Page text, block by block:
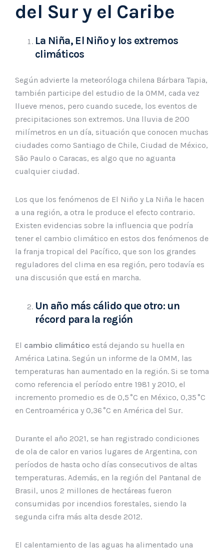
del Sur y el Caribe
La Niña, El Niño y los extremos
climáticos
Según advierte la meteoróloga chilena Bárbara Tapia,
también participe del estudio de la OMM, cada vez
llueve menos, pero cuando sucede, los eventos de
precipitaciones son extremos. Una lluvia de 200
milímetros en un día, situación que conocen muchas
ciudades como Santiago de Chile, Ciudad de México,
São Paulo o Caracas, es algo que no aguanta
cualquier ciudad.
Los que los fenómenos de El Niño y La Niña le hacen
a una región, a otra le produce el efecto contrario.
Existen evidencias sobre la influencia que podría
tener el cambio climático en estos dos fenómenos de
la franja tropical del Pacífico, que son los grandes
reguladores del clima en esa región, pero todavía es
una discusión que está en marcha.
Un año más cálido que otro: un
récord para la región
El cambio climático está dejando su huella en
América Latina. Según un informe de la OMM, las
temperaturas han aumentado en la región. Si se toma
como referencia el período entre 1981 y 2010, el
incremento promedio es de 0,5 °C en México, 0,35 °C
en Centroamérica y 0,36 °C en América del Sur.
Durante el año 2021, se han registrado condiciones
de ola de calor en varios lugares de Argentina, con
períodos de hasta ocho días consecutivos de altas
temperaturas. Además, en la región del Pantanal de
Brasil, unos 2 millones de hectáreas fueron
consumidas por incendios forestales, siendo la
segunda cifra más alta desde 2012.
El calentamiento de las aguas ha alimentado una